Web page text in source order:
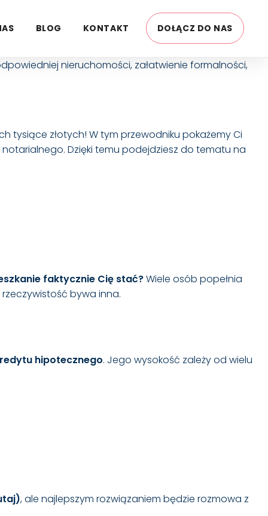
BLOG KONTAKT DOŁĄCZ DO NAS
nieruchomości, załatwienie formalności,
tysiące złotych! W tym przewodniku pokażemy Ci
Dzięki temu podejdziesz do tematu na
faktycznie Cię stać?Wiele osób popełnia
bywa inna.
hipotecznego. Jego wysokość zależy od wielu
), ale najlepszym rozwiązaniem będzie rozmowa z